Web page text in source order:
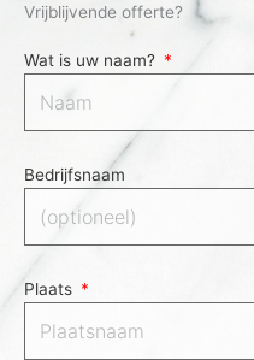
Vrijblijvende offerte?
Wat is uw naam?
Bedrijfsnaam
Plaats